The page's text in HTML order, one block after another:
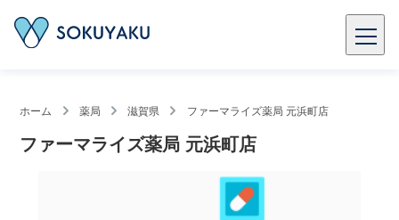
ホーム 薬局 滋賀県 ファーマライズ薬局 元浜町店
ファーマライズ薬局 元浜町店